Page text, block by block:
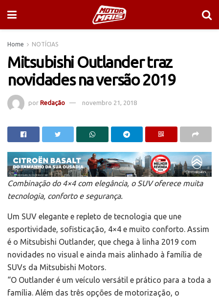
Home NOTÍCIAS
Mitsubishi Outlander traz
novidades na versão 2019
por Redação novembro 21, 2018
Combinação do 4×4 com elegância, o SUV oferece muita
tecnologia, conforto e segurança.
Um SUV elegante e repleto de tecnologia que une
esportividade, sofisticação, 4×4 e muito conforto. Assim
é o Mitsubishi Outlander, que chega à linha 2019 com
novidades no visual e ainda mais alinhado à família de
SUVs da Mitsubishi Motors.
“O Outlander é um veículo versátil e prático para a toda a
família. Além das três opções de motorização, o